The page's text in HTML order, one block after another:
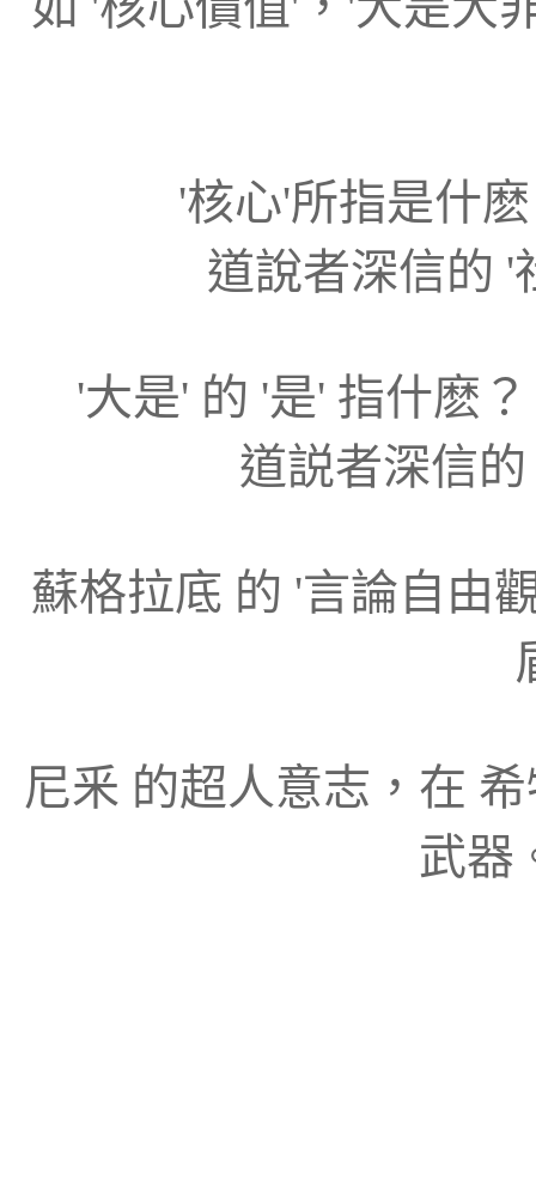
'核心'所指是什
道說者深信的 '
'大是' 的 '是' 指什麽
道説者深信
蘇格拉底 的 '言論自由
尼釆 的超人意志，在
武器